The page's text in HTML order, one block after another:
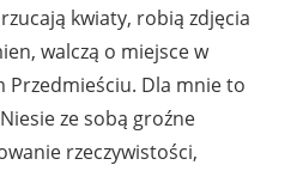
kwiaty, robią zdjęcia
walczą o miejsce w
Przedmieściu. Dla mnie to
ze sobą groźne
rzeczywistości,